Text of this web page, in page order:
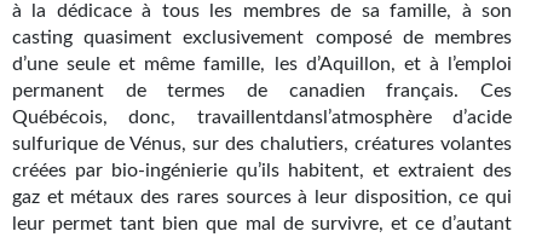
Pulps
Wotan
Étoiles vives
Yellow Submarine
NUMÉRIQUE
à la dédicace à tous les membres de sa famille, à son
casting quasiment exclusivement composé de membres
d’une seule et même famille, les d’Aquillon, et à l’emploi
permanent de termes de canadien français. Ces
Québécois, donc, travaillentdansl’atmosphère d’acide
sulfurique de Vénus, sur des chalutiers, créatures volantes
créées par bio-ingénierie qu’ils habitent, et extraient des
gaz et métaux des rares sources à leur disposition, ce qui
leur permet tant bien que mal de survivre, et ce d’autant